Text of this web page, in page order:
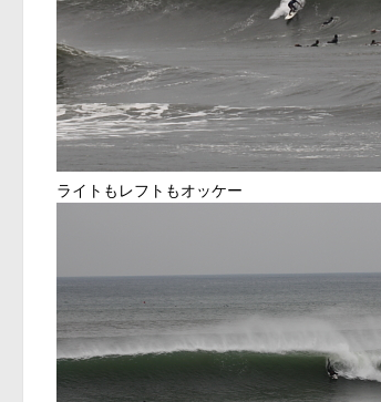
ライトもレフトもオッケー